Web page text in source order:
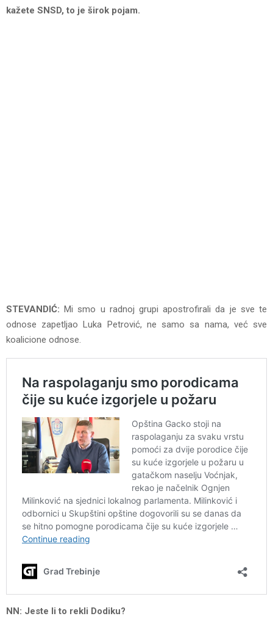
kažete SNSD, to je širok pojam.
STEVANDIĆ: Mi smo u radnoj grupi apostrofirali da je sve te
odnose zapetljao Luka Petrović, ne samo sa nama, već sve
koalicione odnose.
NN: Jeste li to rekli Dodiku?